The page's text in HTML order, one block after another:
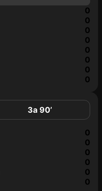
0
0
0
0
0
0
0
0
За 90’
0
0
0
0
0
0